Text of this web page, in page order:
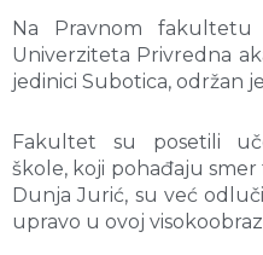
Na Pravnom
Univerziteta Privredna
jedinici Subotica, održan
Fakultet su posetili
škole, koji pohađaju smer
Dunja Jurić, su već
upravo u ovoj